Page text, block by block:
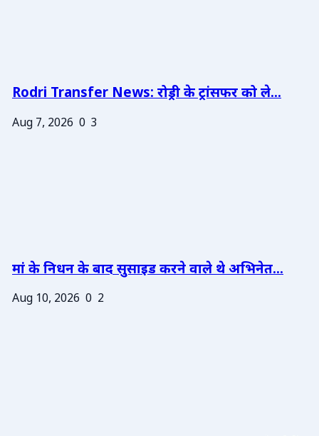
Rodri Transfer News: रोड्री के ट्रांसफर को ले...
Aug 7, 2026 0 3
मां के निधन के बाद सुसाइड करने वाले थे अभिनेत...
Aug 10, 2026 0 2